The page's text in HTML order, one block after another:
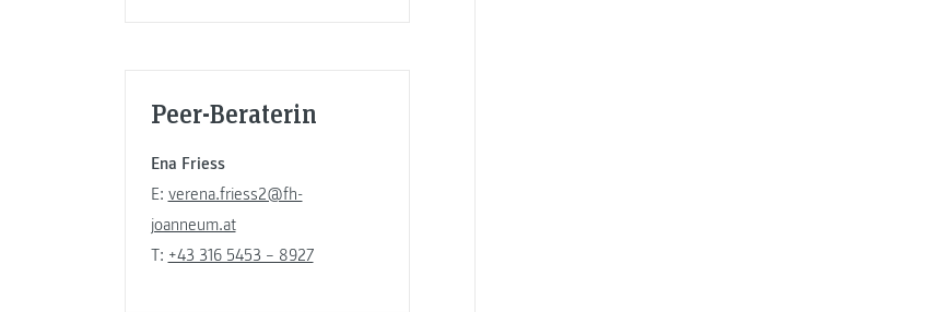
Peer-Beraterin
Ena Friess
E: verena.friess2@fh-
joanneum.at
T: +43 316 5453 – 8927